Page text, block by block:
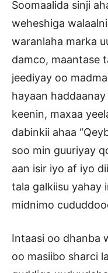
Soomaalida sinji
weheshiga
waranlaha marka
damco, maantase
jeediyay oo
hayaan
keenin, maxaa
dabinkii ahaa
soo min guuriyay
aan isir iyo af iyo
tala galkiisu yahay
midnimo
Intaasi oo dhanba
oo masiibo sharci